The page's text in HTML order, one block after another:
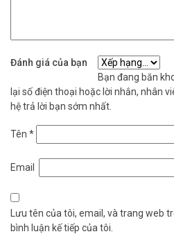
Đánh giá của bạn
Bạn đang băn
lại số điện thoại hoặc lời nhắn, nhân
hệ trả lời bạn sớm nhất.
Tên *
Email
Lưu tên của tôi, email, và trang web
bình luận kế tiếp của tôi.